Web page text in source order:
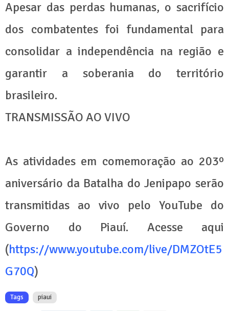
Apesar das perdas humanas, o sacrifício
dos combatentes foi fundamental para
consolidar a independência na região e
garantir a soberania do território
brasileiro.
TRANSMISSÃO AO VIVO
As atividades em comemoração ao 203º
aniversário da Batalha do Jenipapo serão
transmitidas ao vivo pelo YouTube do
Governo do Piauí. Acesse aqui
(https://www.youtube.com/live/DMZOtE5
G70Q)
Tags piaui